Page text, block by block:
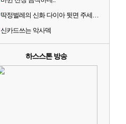
딱정벌레의 신화 다이아 뒷면 주세요 징징글
신카드쓰는 악사덱
하스스톤 방송